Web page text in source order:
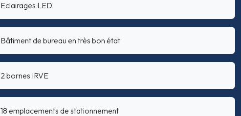
Eclairages LED
Bâtiment de bureau en très bon état
2 bornes IRVE
18 emplacements de stationnement